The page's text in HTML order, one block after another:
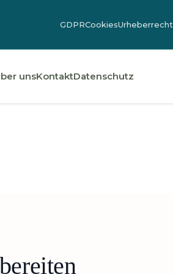
GDPRCookiesUrheberrecht
unsKontaktDatenschutz